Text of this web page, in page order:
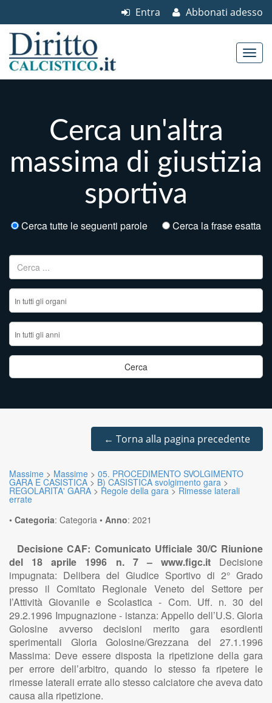
Abbonati adesso
Entra
Cerca un'altra
massima di giustizia
sportiva
Cerca tutte le seguenti parole Cerca la frase esatta
Ricerca per:
← Torna alla pagina precedente
Massime > Massime > 05. PROCEDIMENTO SVOLGIMENTO
GARA E CASISTICA > B) CASISTICA svolgimento gara >
REGOLARITA' GARA > Regole della gara> Rimesse laterali
errate
• Categoria: Categoria • Anno: 2021
Decisione CAF: Comunicato Ufficiale 30/C Riunione
del 18 aprile 1996 n. 7 – www.figc.itDecisione
impugnata: Delibera del Giudice Sportivo di 2° Grado
presso il Comitato Regionale Veneto del Settore per
I’Attività Giovanile e Scolastica - Com. Uff. n. 30 del
29.2.1996 Impugnazione - istanza: Appello dell’U.S. Gloria
Golosine avverso decisioni merito gara esordienti
sperimentali Gloria Golosine/Grezzana del 27.1.1996
Massima: Deve essere disposta la ripetizione della gara
per errore dell’arbitro, quando lo stesso fa ripetere le
rimesse laterali errate allo stesso calciatore che aveva dato
causa alla ripetizione.